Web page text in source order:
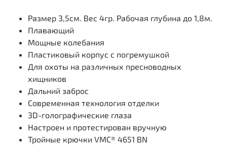
Размер 3,5см. Вес 4гр. Рабочая глубина до 1,8м.
Плавающий
Мощные колебания
Пластиковый корпус с погремушкой
Для охоты на различных пресноводных
хищников
Дальний заброс
Современная технология отделки
3D-голографические глаза
Настроен и протестирован вручную
Тройные крючки VMC® 4651 BN